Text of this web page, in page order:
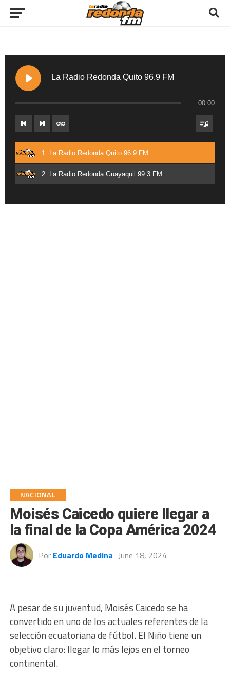
La Radio Redonda Quito 96.9 FM
00:00
1. La Radio Redonda Quito 96.9 FM
2. La Radio Redonda Guayaquil 99.3 FM
NACIONAL
Moisés Caicedo quiere llegar a
la final de la Copa América 2024
Por Eduardo Medina June 18, 2024
A pesar de su juventud, Moisés Caicedo se ha
convertido en uno de los actuales referentes de la
selección ecuatoriana de fútbol. El Niño tiene un
objetivo claro: llegar lo más lejos en el torneo
continental.